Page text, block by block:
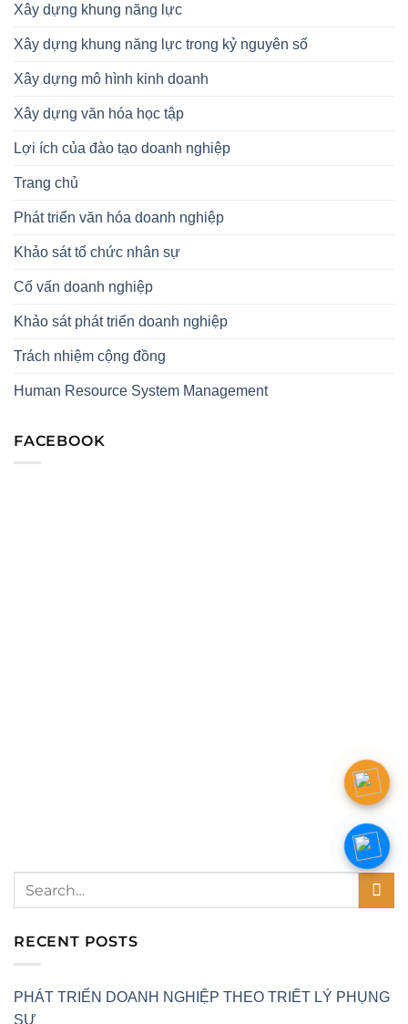
Xây dựng khung năng lực
Xây dựng khung năng lực trong kỷ nguyên số
Xây dựng mô hình kinh doanh
Xây dựng văn hóa học tập
Lợi ích của đào tạo doanh nghiệp
Trang chủ
Phát triển văn hóa doanh nghiệp
Khảo sát tổ chức nhân sự
Cố vấn doanh nghiệp
Khảo sát phát triển doanh nghiệp
Trách nhiệm cộng đồng
Human Resource System Management
FACEBOOK
RECENT POSTS
PHÁT TRIỂN DOANH NGHIỆP THEO TRIẾT LÝ PHỤNG
SỰ